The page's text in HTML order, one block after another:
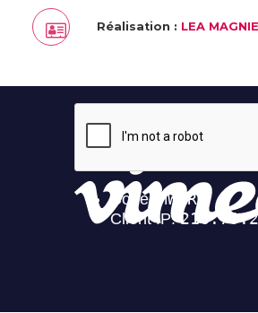
Réalisation : LEA